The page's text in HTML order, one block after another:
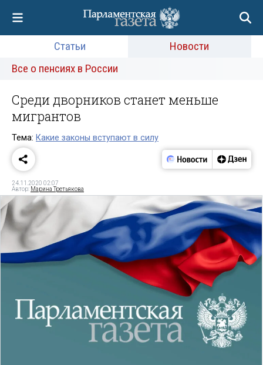
Статьи
Новости
Все о пенсиях в России
Среди дворников станет меньше
мигрантов
Тема: Какие законы вступают в силу
24.11.2020 02:07
Автор: Марина Третьякова